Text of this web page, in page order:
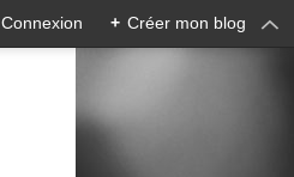
Connexion + Créer mon blog